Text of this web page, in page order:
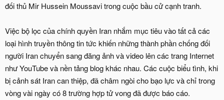
đối thủ Mir Hussein Moussavi trong cuộc bầu cử cạnh tranh.
Việc bộ lọc của chính quyền Iran nhắm mục tiêu vào tất cả các
loại hình truyền thông tin tức khiến những thành phần chống đối
người Iran chuyển sang đăng ảnh và video lên các trang Internet
như YouTube và nền tảng blog khác nhau. Các cuộc biểu tình, khi
bị cảnh sát Iran can thiệp, đã châm ngòi cho bạo lực và chỉ trong
vòng vài ngày có 8 trường hợp tử vong đã được báo cáo.